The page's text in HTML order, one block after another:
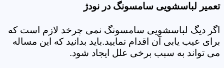
تعمیر لباسشویی سامسونگ در نودژ
اگر دیگ لباسشویی سامسونگ نمی چرخد لازم است که
برای عیب یابی آن اقدام نمایید.باید بدانید که این مساله
می تواند به سبب برخی علل ایجاد شود.